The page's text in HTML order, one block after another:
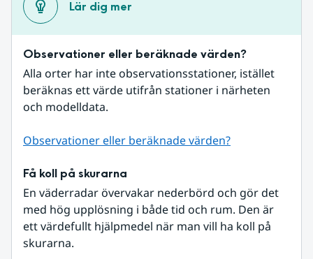
Lär dig mer
Observationer eller beräknade värden?
Alla orter har inte observationsstationer, istället
beräknas ett värde utifrån stationer i närheten
och modelldata.
Observationer eller beräknade värden?
Få koll på skurarna
En väderradar övervakar nederbörd och gör det
med hög upplösning i både tid och rum. Den är
ett värdefullt hjälpmedel när man vill ha koll på
skurarna.